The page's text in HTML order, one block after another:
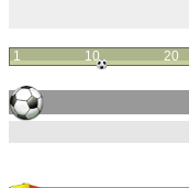
1 10 20